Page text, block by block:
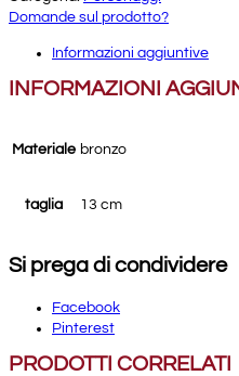
Domande sul prodotto?
Informazioni aggiuntive
INFORMAZIONI
Materiale bronzo
taglia 13 cm
Si prega di condividere
Facebook
Pinterest
PRODOTTI CORRELATI